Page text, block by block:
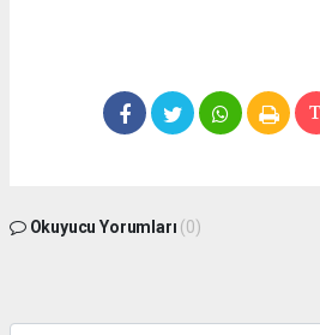
Okuyucu Yorumları (0)